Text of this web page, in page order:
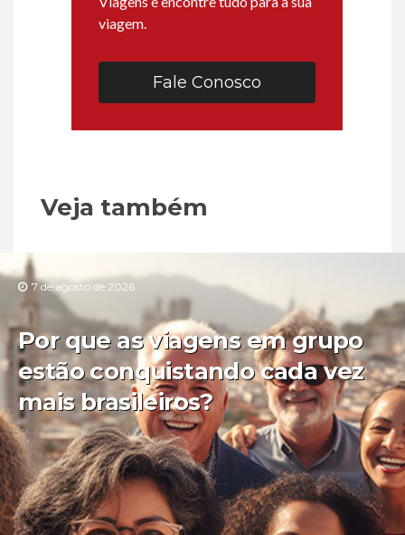
viagem.
Fale Conosco
Veja também
7 de agosto de 2026
Por que as viagens em grupo
estão conquistando cada vez
mais brasileiros?